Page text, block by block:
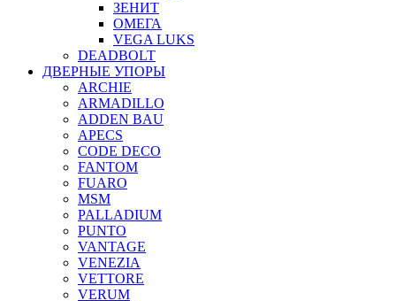
ЗЕНИТ
ОМЕГА
VEGA LUKS
DEADBOLT
ДВЕРНЫЕ УПОРЫ
ARCHIE
ARMADILLO
ADDEN BAU
APECS
CODE DECO
FANTOM
FUARO
MSM
PALLADIUM
PUNTO
VANTAGE
VENEZIA
VETTORE
VERUM